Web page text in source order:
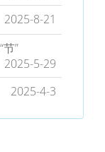
2025-8-21
”
2025-5-29
2025-4-3